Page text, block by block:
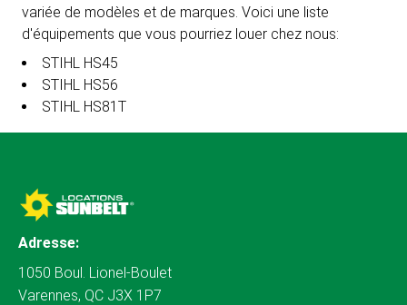
variée de modèles et de marques. Voici une liste
d'équipements que vous pourriez louer chez nous:
STIHL HS45
STIHL HS56
STIHL HS81T
Adresse:
1050 Boul. Lionel-Boulet
Varennes, QC J3X 1P7